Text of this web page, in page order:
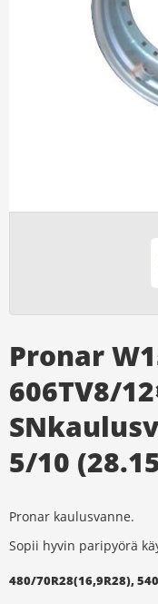
Pronar
606TV8/
5/10
Pronar kaulusvanne.
Sopii hyvin paripyörä
480/70R28(16,9R28),